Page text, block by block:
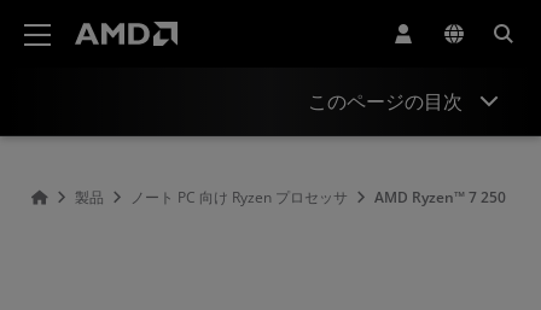
このページの目次
製品 ノート PC 向け Ryzen プロセッサ AMD Ryzen™ 7 250